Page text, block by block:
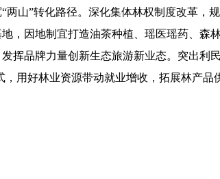
山”转化路径。深化集体林权制度改革
，因地制宜打造油茶种植、瑶医瑶药、
挥品牌力量创新生态旅游新业态。突出利
，用好林业资源带动就业增收，拓展林产